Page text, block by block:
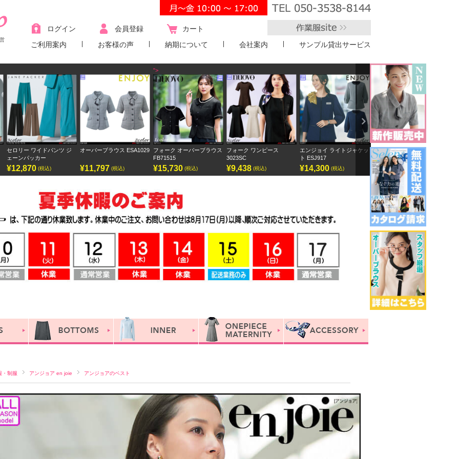
ログイン 会員登録
カート
ご利用案内
お客様の声 納期について 会社案内 サンプル貸出サービス
オーバーブラウス ESA1029
¥11,797 (税込)
フォーク オーバーブラウス
¥15,730 (税込)
フォーク ワンピース
3023SC
¥9,438 (税込)
エンジョイ ライトジャケッ
ト ESJ917
¥14,300 (税込)
ボンオフィス キュロット
AC3217
¥9,295 (税込)
半袖オーバーブラウス
GOBL-2602
¥12,155 (税込)
Next
・制服 アンジョア en joie アンジョアのベスト